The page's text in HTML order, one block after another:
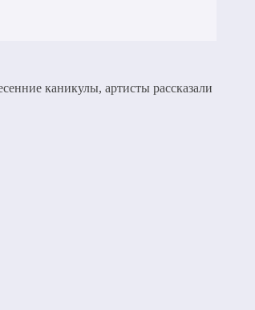
каникулы, артисты рассказали